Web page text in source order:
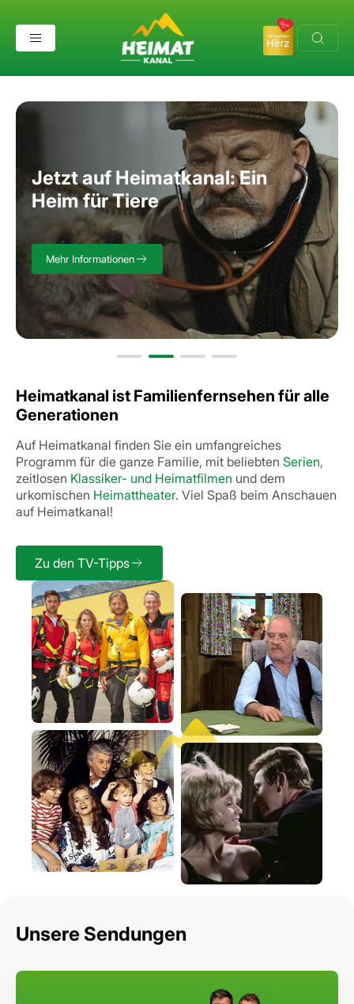
Jetzt auf Heimatkanal:Ein
Heim für Tiere
Mehr Informationen
Heimatkanal ist Familienfernsehen für alle
Generationen
Auf Heimatkanal finden Sie ein umfangreiches
Programm für die ganze Familie, mit beliebten Serien,
zeitlosen Klassiker- und Heimatfilmen und dem
urkomischen Heimattheater. Viel Spaß beim Anschauen
auf Heimatkanal!
Zu den TV-Tipps
Unsere Sendungen